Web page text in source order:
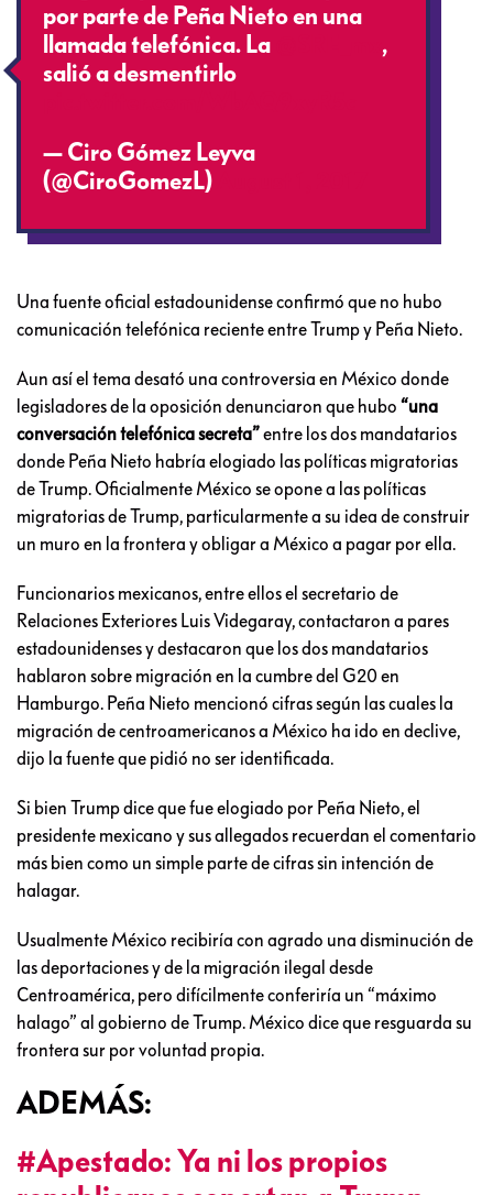
por parte de Peña Nieto en una
llamada telefónica. La
,
salió a desmentirlo
— Ciro Gómez Leyva
(@CiroGomezL)
Una fuente oficial estadounidense confirmó que no hubo
comunicación telefónica reciente entre Trump y Peña Nieto.
Aun así el tema desató una controversia en México donde
legisladores de la oposición denunciaron que hubo “una
conversación telefónica secreta”entre los dos mandatarios
donde Peña Nieto habría elogiado las políticas migratorias
de Trump. Oficialmente México se opone a las políticas
migratorias de Trump, particularmente a su idea de construir
un muro en la frontera y obligar a México a pagar por ella.
Funcionarios mexicanos, entre ellos el secretario de
Relaciones Exteriores Luis Videgaray, contactaron a pares
estadounidenses y destacaron que los dos mandatarios
hablaron sobre migración en la cumbre del G20 en
Hamburgo. Peña Nieto mencionó cifras según las cuales la
migración de centroamericanos a México ha ido en declive,
dijo la fuente que pidió no ser identificada.
Si bien Trump dice que fue elogiado por Peña Nieto, el
presidente mexicano y sus allegados recuerdan el comentario
más bien como un simple parte de cifras sin intención de
halagar.
Usualmente México recibiría con agrado una disminución de
las deportaciones y de la migración ilegal desde
Centroamérica, pero difícilmente conferiría un “máximo
halago” al gobierno de Trump. México dice que resguarda su
frontera sur por voluntad propia.
ADEMÁS:
#Apestado: Ya ni los propios